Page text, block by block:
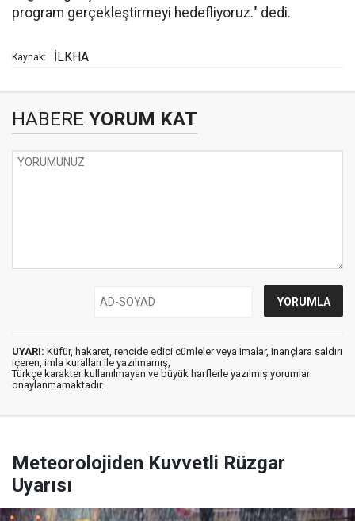
program gerçekleştirmeyi hedefliyoruz." dedi.
Kaynak: İLKHA
HABERE YORUM KAT
UYARI: Küfür, hakaret, rencide edici cümleler veya imalar, inançlara saldırı
içeren, imla kuralları ile yazılmamış,
Türkçe karakter kullanılmayan ve büyük harflerle yazılmış yorumlar
onaylanmamaktadır.
Meteorolojiden Kuvvetli Rüzgar
Uyarısı